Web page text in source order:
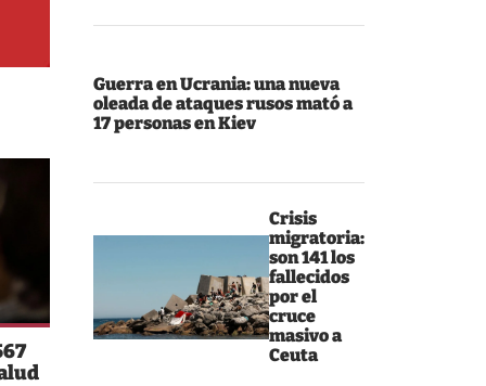
Guerra en Ucrania: una nueva
oleada de ataques rusos mató a
17 personas en Kiev
Crisis
migratoria:
son 141 los
fallecidos
por el
cruce
masivo a
Ceuta